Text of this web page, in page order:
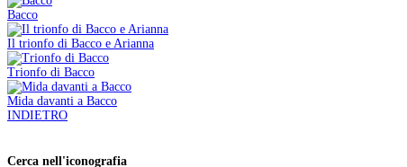
Bacco
Il trionfo di Bacco e Arianna
Trionfo di Bacco
Mida davanti a Bacco
INDIETRO
Cerca nell'iconografia